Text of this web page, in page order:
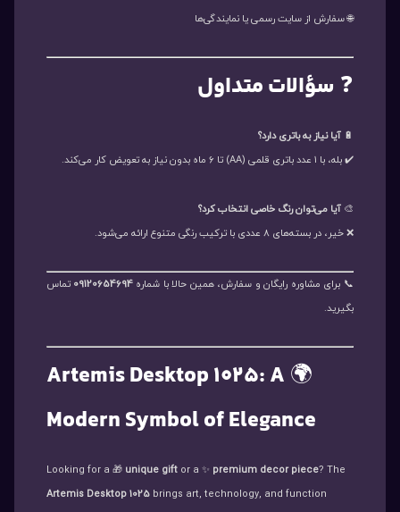
🌐 سفارش از سایت رسمی یا نمایندگی‌ها
❓ سؤالات متداول
🔋 آیا نیاز به باتری دارد؟
✔️ بله، با ۱ عدد باتری قلمی (AA) تا ۶ ماه بدون نیاز به تعویض کار می‌کند.
🎨 آیا می‌توان رنگ خاصی انتخاب کرد؟
❌ خیر، در بسته‌های ۸ عددی با ترکیب رنگی متنوع ارائه می‌شود.
📞 برای مشاوره رایگان و سفارش، همین حالا با شماره 09120654694 تماس
بگیرید.
🌍
Artemis Desktop 1025: A
Modern Symbol of Elegance
Looking for a 🎁 unique gift or a ✨ premium decor piece? The
Artemis Desktop 1025 brings art, technology, and function